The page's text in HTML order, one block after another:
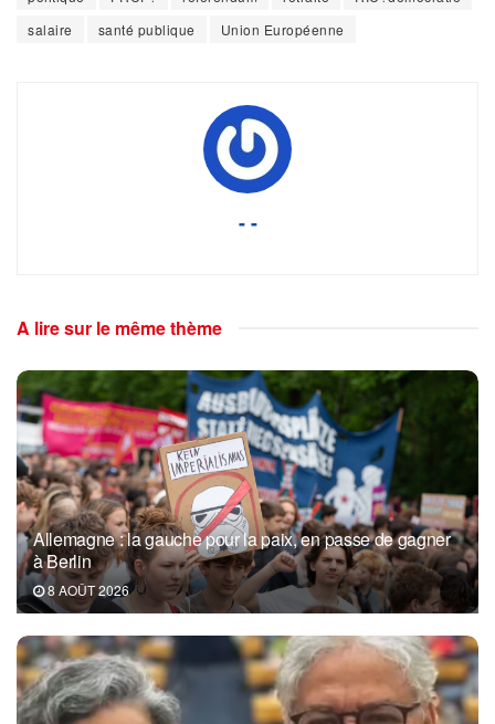
salaire
santé publique Union Européenne
- -
A lire sur le même thème
Allemagne : la gauche pour la paix, en passe de gagner
à Berlin
8 AOÛT 2026